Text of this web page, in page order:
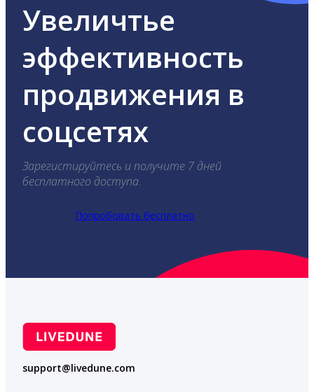
Увеличтье
эффективность
продвижения в
соцсетях
Зарегистируйтесь и получите 7 дней
бесплатного доступа.
Попробовать бесплатно
support@livedune.com